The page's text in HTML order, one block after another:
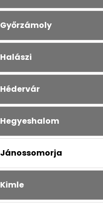
Győrzámoly
Halászi
Hédervár
Hegyeshalom
Jánossomorja
Kimle